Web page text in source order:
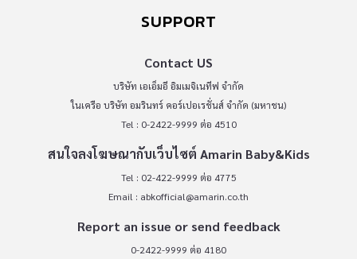
SUPPORT
Contact US
บริษัท เอเอ็มอี อิมเมจิเนทีฟ จำกัด
ในเครือ บริษัท อมรินทร์ คอร์เปอเรชั่นส์ จำกัด (มหาชน)
Tel : 0-2422-9999 ต่อ 4510
สนใจลงโฆษณากับเว็บไซต์ Amarin Baby&Kids
Tel : 02-422-9999 ต่อ 4775
Email : abkofficial@amarin.co.th
Report an issue or send feedback
0-2422-9999 ต่อ 4180